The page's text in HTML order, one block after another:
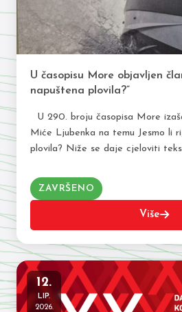
U časopisu More objavljen
napuštena plovila?”
U 290. broju časopisa More
Miće Ljubenka na temu Jesmo li
plovila? Niže se daje cjeloviti
ZAVRŠENO
Više
12.
LIP.
2026.